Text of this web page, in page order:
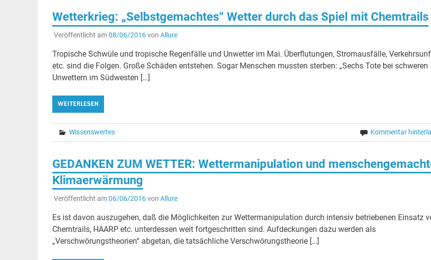
Wetterkrieg: „Selbstgemachtes“ Wetter durch das Spiel mit Chemtrails
Veröffentlicht am08/06/2016von Allure
Tropische Schwüle und tropische Regenfälle und Unwetter im Mai. Überflutungen, Stromausfälle,
etc. sind die Folgen. Große Schäden entstehen. Sogar Menschen mussten sterben: „Sechs Tote bei schweren
Unwettern im Südwesten […]
WEITERLESEN
Wissenswertes Kommentar
GEDANKEN ZUM WETTER: Wettermanipulation und
Klimaerwärmung
Veröffentlicht am06/06/2016von Allure
Es ist davon auszugehen, daß die Möglichkeiten zur Wettermanipulation durch intensiv betriebenen Einsatz
Chemtrails, HAARP etc. unterdessen weit fortgeschritten sind. Aufdeckungen dazu werden als
„Verschwörungstheorien“ abgetan, die tatsächliche Verschwörungstheorie […]